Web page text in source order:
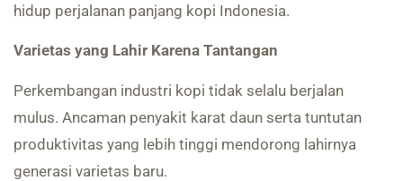
hidup perjalanan panjang kopi Indonesia.
Varietas yang Lahir Karena Tantangan
Perkembangan industri kopi tidak selalu berjalan
mulus. Ancaman penyakit karat daun serta tuntutan
produktivitas yang lebih tinggi mendorong lahirnya
generasi varietas baru.